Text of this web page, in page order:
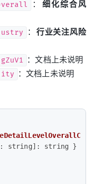
： 细化综合风
： 行业关注风险
：文档上未说明
：文档上未说明
: string]: string } = {